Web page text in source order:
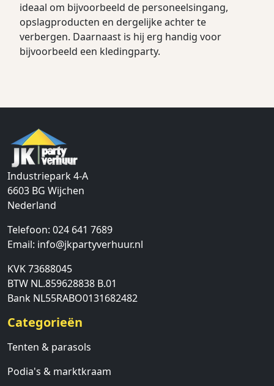
ideaal om bijvoorbeeld de personeelsingang,
opslagproducten en dergelijke achter te
verbergen. Daarnaast is hij erg handig voor
bijvoorbeeld een kledingparty.
Industriepark 4-A
6603 BG Wijchen
Nederland
Telefoon: 024 641 7689
Email: info@jkpartyverhuur.nl
KVK 73688045
BTW NL.859628838 B.01
Bank NL55RABO0131682482
Categorieën
Tenten & parasols
Podia's & marktkraam